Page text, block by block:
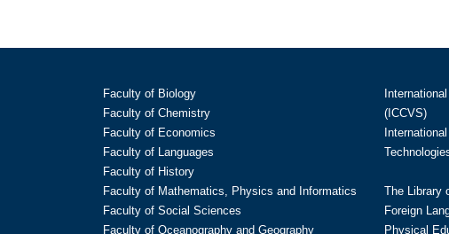
Faculty of Biology
Faculty of Chemistry
Faculty of Economics
Faculty of Languages
Faculty of History
Faculty of Mathematics, Physics and Informatics
Faculty of Social Sciences
Faculty of Oceanography and Geography
(ICCVS)
The Library
Foreign
Physical